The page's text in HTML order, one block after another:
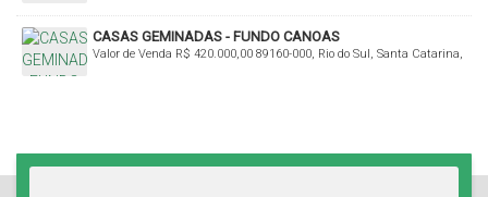
CASAS GEMINADAS - FUNDO CANOAS
R$ 420.000,00
Valor de Venda
89160-000, Rio do Sul, Santa Catarina,